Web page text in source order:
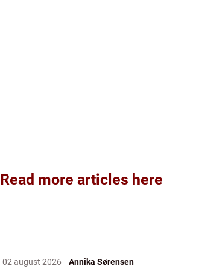
Read more articles here
02 august 2026 Annika Sørensen